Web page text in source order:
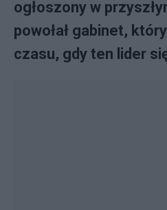
ogłoszony w
powołał gabinet,
czasu, gdy ten lider